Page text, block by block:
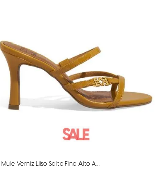
Mule Verniz Liso Salto Fino Alto Amarelo Dijon